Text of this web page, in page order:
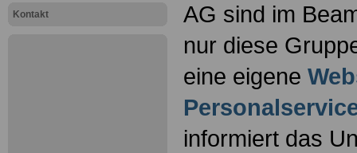
Kontakt
AG sind im
nur diese
eine eigene
informiert das